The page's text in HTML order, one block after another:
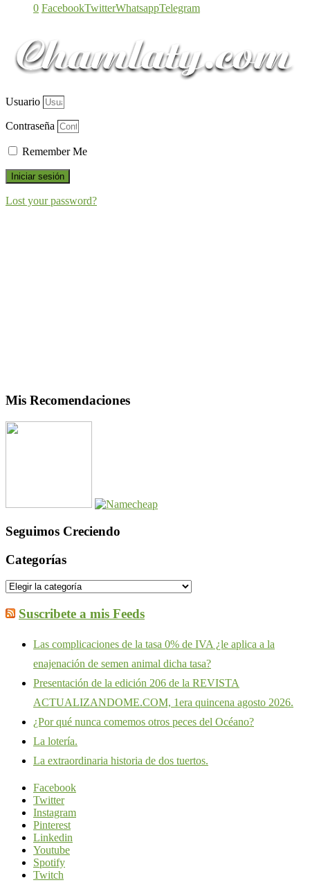
0 FacebookTwitterWhatsappTelegram
Usuario
Contraseña
Remember Me
Iniciar sesión
Lost your password?
Mis Recomendaciones
Seguimos Creciendo
Categorías
Categorías
Suscribete a mis Feeds
Las complicaciones de la tasa 0% de IVA ¿le aplica a la
enajenación de semen animal dicha tasa?
Presentación de la edición 206 de la REVISTA
ACTUALIZANDOME.COM, 1era quincena agosto 2026.
¿Por qué nunca comemos otros peces del Océano?
La lotería.
La extraordinaria historia de dos tuertos.
Facebook
Twitter
Instagram
Pinterest
Linkedin
Youtube
Spotify
Twitch